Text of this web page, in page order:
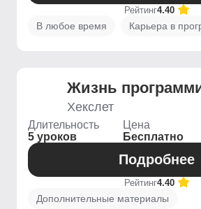
Рейтинг4.40
В любое время Карьера в
Жизнь
Хекслет
Длительность
5 уроков
Цена
Бесплатно
Подробнее
Рейтинг4.40
Дополнительные материалы